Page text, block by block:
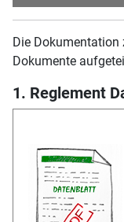
Die Dokumentation
Dokumente
1. Reglement